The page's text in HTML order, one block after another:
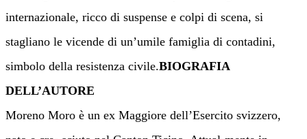
internazionale, ricco di suspense e colpi di scena, si
stagliano le vicende di un’umile famiglia di contadini,
simbolo della resistenza civile.BIOGRAFIA
DELL’AUTORE
Moreno Moro è un ex Maggiore dell’Esercito svizzero,